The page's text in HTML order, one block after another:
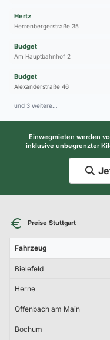
Hertz
Herrenbergerstraße 35
Budget
Am Hauptbahnhof 2
Budget
Alexanderstraße 46
und 3 weitere…
Einwegmieten werden
inklusive unbegrenzter
Preise Stuttgart
Fahrzeug
Bielefeld
Herne
Offenbach am Main
Bochum